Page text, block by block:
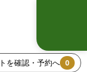
を確認・予約へ 0